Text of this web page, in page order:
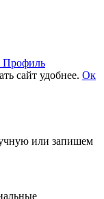
Профиль
сайт удобнее. Ок
или запишем